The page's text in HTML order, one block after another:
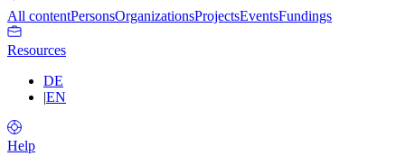
All contentPersonsOrganizationsProjectsEventsFundings
Resources
DE
|EN
Help